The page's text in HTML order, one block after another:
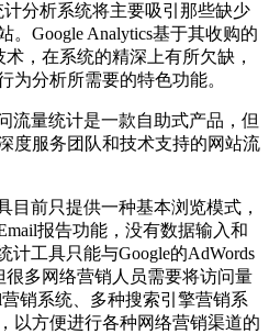
计分析系统将主要吸引那些缺少
。Google Analytics基于其收购的
，在系统的精深上有所欠缺，
为分析所需要的特色功能。
流量统计是一款自助式产品，但
度服务团队和技术支持的网站流
目前只提供一种基本浏览模式，
报告功能，没有数据输入和
计工具只能与Google的AdWords
很多网络营销人员需要将访问量
销系统、多种搜索引擎营销系
以方便进行各种网络营销渠道的